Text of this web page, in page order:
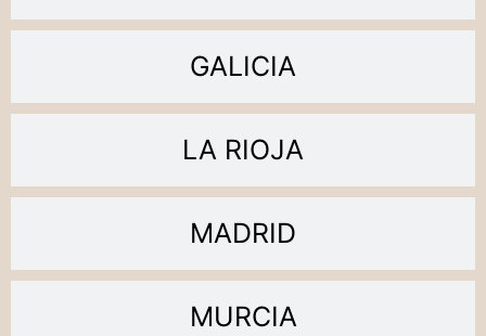
GALICIA
LA RIOJA
MADRID
MURCIA